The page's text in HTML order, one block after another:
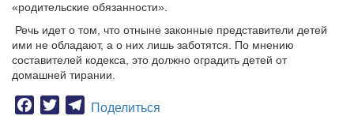
«родительские обязанности».
Речь идет о том, что отныне законные представители детей
ими не обладают, а о них лишь заботятся. По мнению
составителей кодекса, это должно оградить детей от
домашней тирании.
Facebook
TwitterTelegram
Поделиться